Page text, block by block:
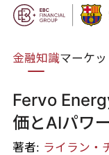
金融知識マーケ
Fervo
価とAIパワ
著者: ライラン・